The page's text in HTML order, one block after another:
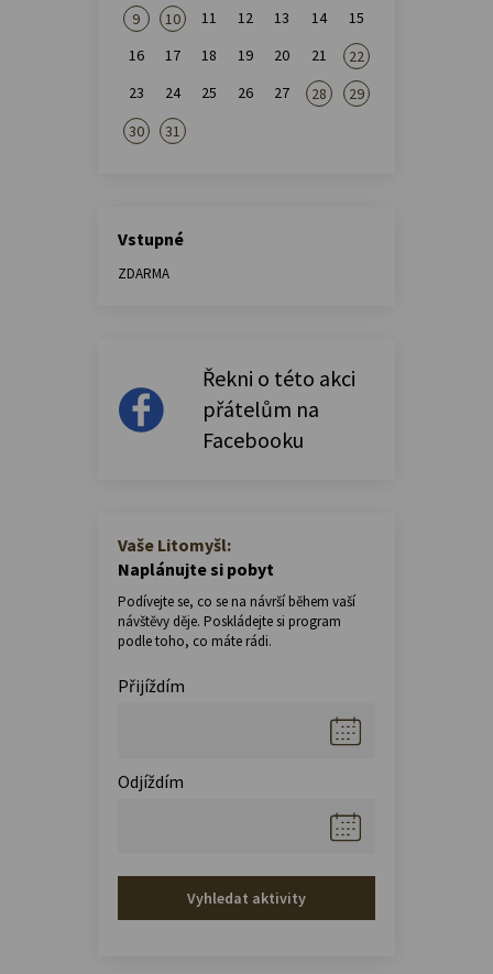
9
10 11 12 13 14
15
16
17 18 19 20 21
22
23
24 25 26 27 28
29
30
31
Vstupné
ZDARMA
Řekni o této akci
přátelům na
Facebooku
Vaše Litomyšl:
Naplánujte si pobyt
Podívejte se, co se na návrší během vaší
návštěvy děje. Poskládejte si program
podle toho, co máte rádi.
Přijíždím
Odjíždím
Vyhledat aktivity